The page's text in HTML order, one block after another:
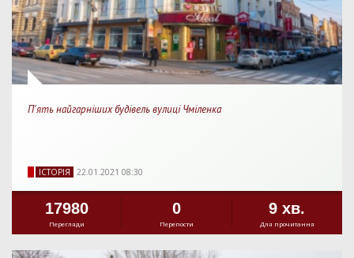
П'ять найгарніших будівель вулиці Чміленка
IСТОРIЯ 22.01.2021 08:30
17980
Перегляди
0
Перепости
9 хв.
Для прочитання